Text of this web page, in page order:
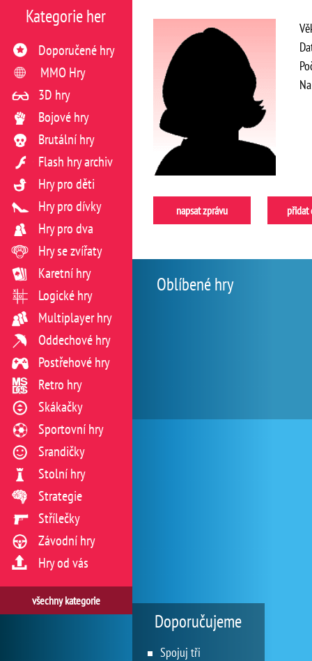
napsat zprávu přidat
Oblíbené hry
Kategorie her
Doporučené hry
MMO Hry
3D hry
Bojové hry
Brutální hry
Flash hry archiv
Hry pro děti
Hry pro dívky
Hry pro dva
Hry se zvířaty
Karetní hry
Logické hry
Multiplayer hry
Oddechové hry
Postřehové hry
Retro hry
Skákačky
Sportovní hry
Srandičky
Stolní hry
Strategie
Střílečky
Závodní hry
Hry od vás
všechny kategorie
Doporučujeme
Spojuj tři